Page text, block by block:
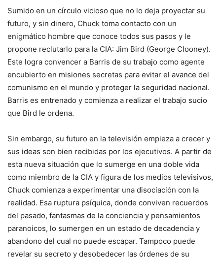
Sumido en un círculo vicioso que no lo deja proyectar su
futuro, y sin dinero, Chuck toma contacto con un
enigmático hombre que conoce todos sus pasos y le
propone reclutarlo para la CIA: Jim Bird (George Clooney).
Este logra convencer a Barris de su trabajo como agente
encubierto en misiones secretas para evitar el avance del
comunismo en el mundo y proteger la seguridad nacional.
Barris es entrenado y comienza a realizar el trabajo sucio
que Bird le ordena.
Sin embargo, su futuro en la televisión empieza a crecer y
sus ideas son bien recibidas por los ejecutivos. A partir de
esta nueva situación que lo sumerge en una doble vida
como miembro de la CIA y figura de los medios televisivos,
Chuck comienza a experimentar una disociación con la
realidad. Esa ruptura psíquica, donde conviven recuerdos
del pasado, fantasmas de la conciencia y pensamientos
paranoicos, lo sumergen en un estado de decadencia y
abandono del cual no puede escapar. Tampoco puede
revelar su secreto y desobedecer las órdenes de su